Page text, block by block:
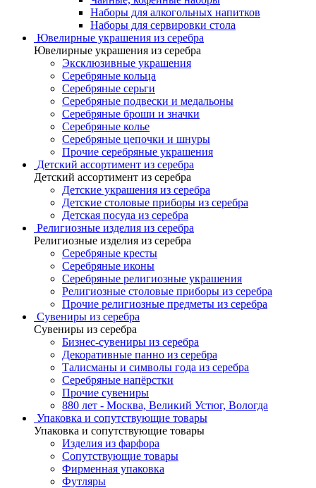
Наборы для алкогольных напитков
Наборы для сервировки стола
Ювелирные украшения из серебра
Ювелирные украшения из серебра
Эксклюзивные украшения
Серебряные кольца
Серебряные серьги
Серебряные подвески и медальоны
Серебряные броши и значки
Серебряные колье
Серебряные цепочки и шнуры
Прочие серебряные украшения
Детский ассортимент из серебра
Детский ассортимент из серебра
Детские украшения из серебра
Детские столовые приборы из серебра
Детская посуда из серебра
Религиозные изделия из серебра
Религиозные изделия из серебра
Серебряные кресты
Серебряные иконы
Серебряные религиозные украшения
Религиозные столовые приборы из серебра
Прочие религиозные предметы из серебра
Сувениры из серебра
Сувениры из серебра
Бизнес-сувениры из серебра
Декоративные панно из серебра
Талисманы и символы года из серебра
Серебряные напёрстки
Прочие сувениры
880 лет - Москва, Великий Устюг, Вологда
Упаковка и сопутствующие товары
Упаковка и сопутствующие товары
Изделия из фарфора
Сопутствующие товары
Фирменная упаковка
Футляры